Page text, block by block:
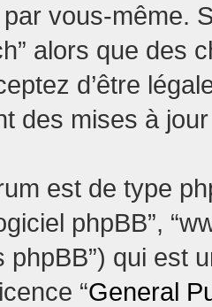
vous-même.
alors que des
d’être
des mises à
est de type
phpBB”,
phpBB”) qui est
“General